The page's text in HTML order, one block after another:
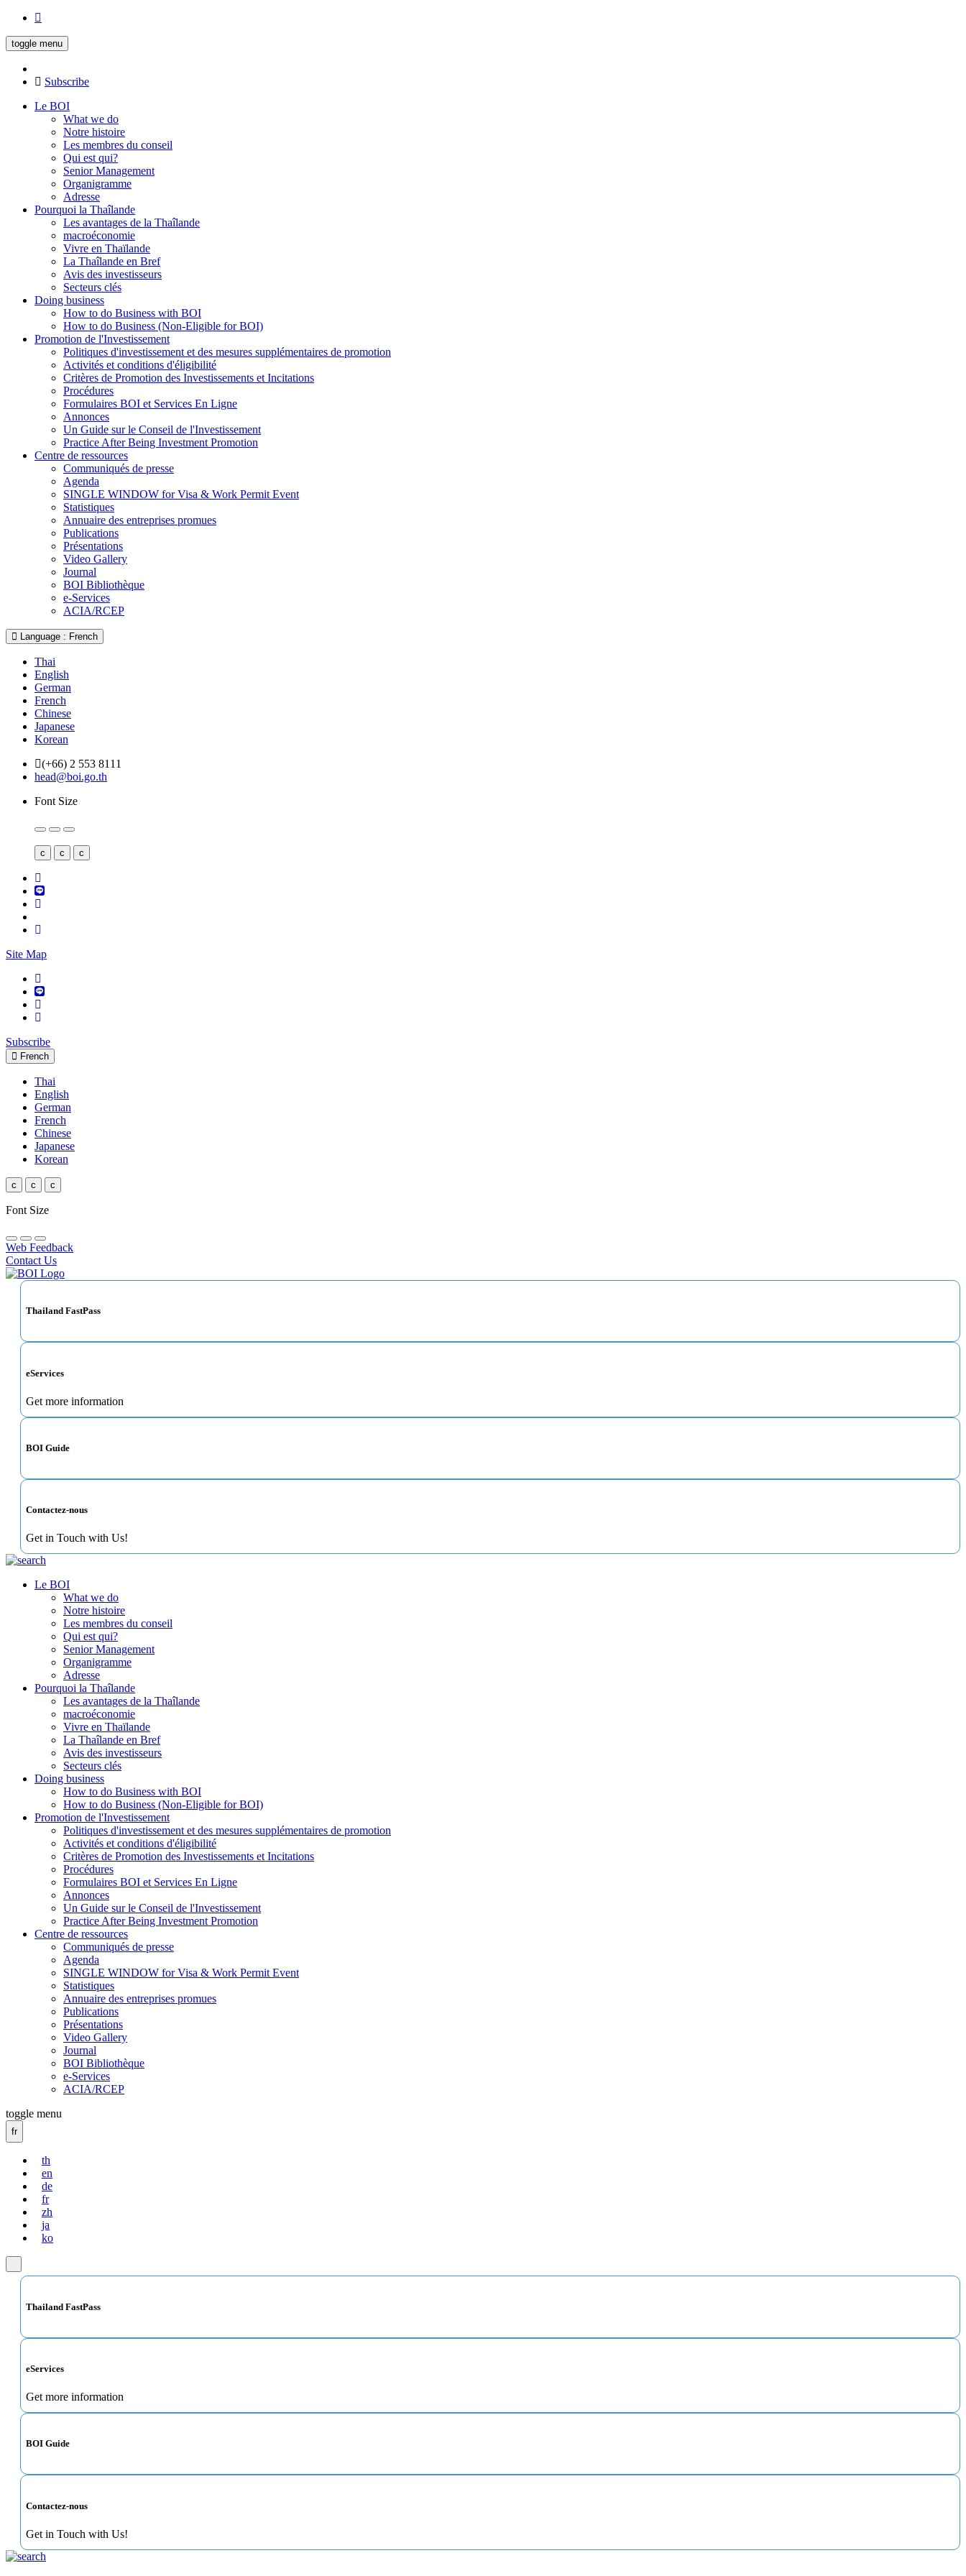
toggle menu
Subscribe
Le BOI
What we do
Notre histoire
Les membres du conseil
Qui est qui?
Senior Management
Organigramme
Adresse
Pourquoi la Thaîlande
Les avantages de la Thaîlande
macroéconomie
Vivre en Thaïlande
La Thaîlande en Bref
Avis des investisseurs
Secteurs clés
Doing business
How to do Business with BOI
How to do Business (Non-Eligible for BOI)
Promotion de l'Investissement
Politiques d'investissement et des mesures supplémentaires de promotion
Activités et conditions d'éligibilité
Critères de Promotion des Investissements et Incitations
Procédures
Formulaires BOI et Services En Ligne
Annonces
Un Guide sur le Conseil de l'Investissement
Practice After Being Investment Promotion
Centre de ressources
Communiqués de presse
Agenda
SINGLE WINDOW for Visa & Work Permit Event
Statistiques
Annuaire des entreprises promues
Publications
Présentations
Video Gallery
Journal
BOI Bibliothèque
e-Services
ACIA/RCEP
Language : French
Thai
English
German
French
Chinese
Japanese
Korean
(+66) 2 553 8111
head@boi.go.th
Font Size
c c c
Site Map
Subscribe
French
Thai
English
German
French
Chinese
Japanese
Korean
c c c
Font Size
Web Feedback
Contact Us
Thailand FastPass
eServices
Get more information
BOI Guide
Contactez-nous
Get in Touch with Us!
Le BOI
What we do
Notre histoire
Les membres du conseil
Qui est qui?
Senior Management
Organigramme
Adresse
Pourquoi la Thaîlande
Les avantages de la Thaîlande
macroéconomie
Vivre en Thaïlande
La Thaîlande en Bref
Avis des investisseurs
Secteurs clés
Doing business
How to do Business with BOI
How to do Business (Non-Eligible for BOI)
Promotion de l'Investissement
Politiques d'investissement et des mesures supplémentaires de promotion
Activités et conditions d'éligibilité
Critères de Promotion des Investissements et Incitations
Procédures
Formulaires BOI et Services En Ligne
Annonces
Un Guide sur le Conseil de l'Investissement
Practice After Being Investment Promotion
Centre de ressources
Communiqués de presse
Agenda
SINGLE WINDOW for Visa & Work Permit Event
Statistiques
Annuaire des entreprises promues
Publications
Présentations
Video Gallery
Journal
BOI Bibliothèque
e-Services
ACIA/RCEP
toggle menu
fr
th
en
de
fr
zh
ja
ko
Thailand FastPass
eServices
Get more information
BOI Guide
Contactez-nous
Get in Touch with Us!